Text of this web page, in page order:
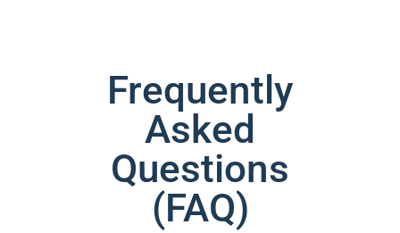
Frequently
Asked
Questions
(FAQ)